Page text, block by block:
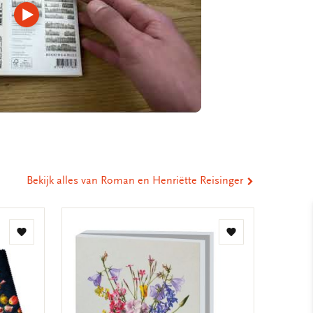
Video
afspelen
Bekijk alles van Roman en Henriëtte Reisinger
Toevoegen
Toevoegen